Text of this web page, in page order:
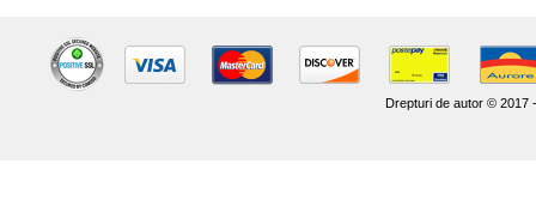
Drepturi de autor © 2017